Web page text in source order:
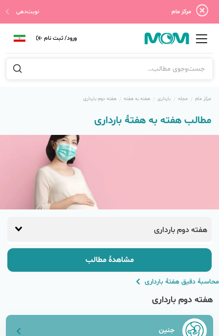
مرکز مام نوبت‌دهی
ورود/ ثبت نام
مرکز مام مجله بارداری هفته به هفته هفته‌ دوم بارداری
مطالب هفته به هفتهٔ بارداری
هفته‌ دوم بارداری
مشاهدهٔ مطالب
محاسبهٔ دقیق هفتهٔ بارداری
هفته‌ دوم بارداری
جنین